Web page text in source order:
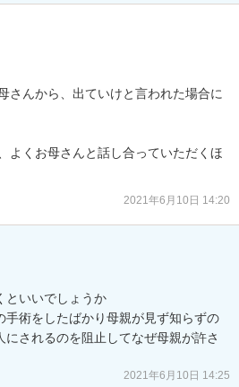
さんから、出ていけと言われた場合に
よくお母さんと話し合っていただくほ
2021年6月10日 14:20
といいでしょうか
手術をしたばかり母親が見ず知らずの
されるのを阻止してなぜ母親が許さ
2021年6月10日 14:25